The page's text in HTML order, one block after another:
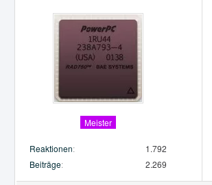
Meister
Reaktionen
1.792
Beiträge
2.269